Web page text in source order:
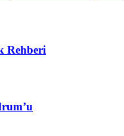
Rehberi